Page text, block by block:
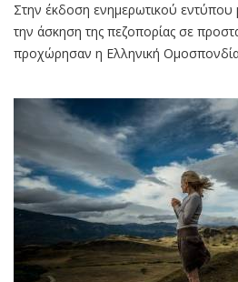
Στην έκδοση ενημερωτικού εντύπου
την άσκηση της πεζοπορίας σε
προχώρησαν η Ελληνική